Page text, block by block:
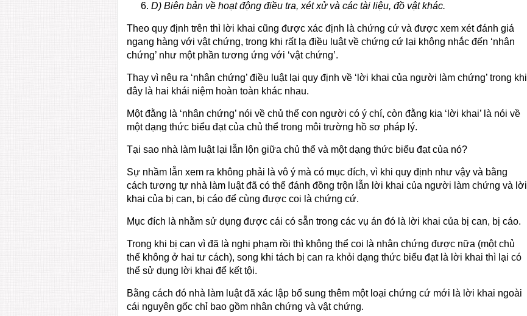
D) Biên bản về hoạt động điều tra, xét xử và các tài liệu, đồ vật khác.
Theo quy định trên thì lời khai cũng được xác định là chứng cứ và được xem xét đánh giá
ngang hàng với vật chứng, trong khi rất lạ điều luật về chứng cứ lại không nhắc đến ‘nhân
chứng’ như một phần tương ứng với ‘vật chứng’.
Thay vì nêu ra ‘nhân chứng’ điều luật lại quy định về ‘lời khai của người làm chứng’ trong khi
đây là hai khái niệm hoàn toàn khác nhau.
Một đằng là ‘nhân chứng’ nói về chủ thể con người có ý chí, còn đằng kia ‘lời khai’ là nói về
một dạng thức biểu đạt của chủ thể trong môi trường hồ sơ pháp lý.
Tại sao nhà làm luật lại lẫn lộn giữa chủ thể và một dạng thức biểu đạt của nó?
Sự nhầm lẫn xem ra không phải là vô ý mà có mục đích, vì khi quy định như vậy và bằng
cách tương tự nhà làm luật đã có thể đánh đồng trộn lẫn lời khai của người làm chứng và lời
khai của bị can, bị cáo để cùng được coi là chứng cứ.
Mục đích là nhằm sử dụng được cái có sẵn trong các vụ án đó là lời khai của bị can, bị cáo.
Trong khi bị can vì đã là nghi phạm rồi thì không thể coi là nhân chứng được nữa (một chủ
thể không ở hai tư cách), song khi tách bị can ra khỏi dạng thức biểu đạt là lời khai thì lại có
thể sử dụng lời khai để kết tội.
Bằng cách đó nhà làm luật đã xác lập bổ sung thêm một loại chứng cứ mới là lời khai ngoài
cái nguyên gốc chỉ bao gồm nhân chứng và vật chứng.